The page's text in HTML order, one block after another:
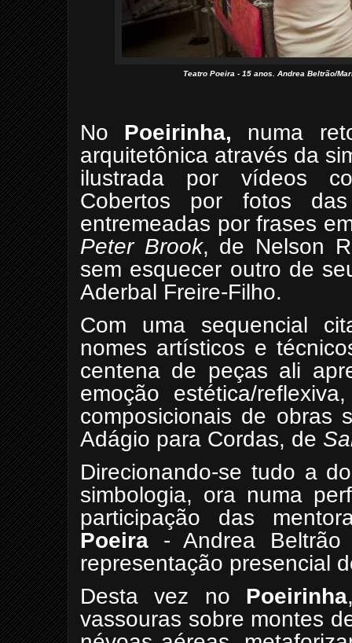
Teatro Poeira - 15 anos. Andrea Beltrão/
No Poeirinha, numa
arquitetônica através da
ilustrada por vídeos
Cobertos por fotos
entremeadas por frases
Peter Brook, de Nelson
sem esquecer outro de
Aderbal Freire-Filho.
Com uma sequencial
nomes artísticos e
centena de peças ali
emoção estética/
composicionais de obras
Adágio para Cordas, de
Direcionando-se tudo a
simbologia, ora numa
participação das
Poeira - Andrea
representação presencial
Desta vez no Poeirinha
vassouras sobre montes